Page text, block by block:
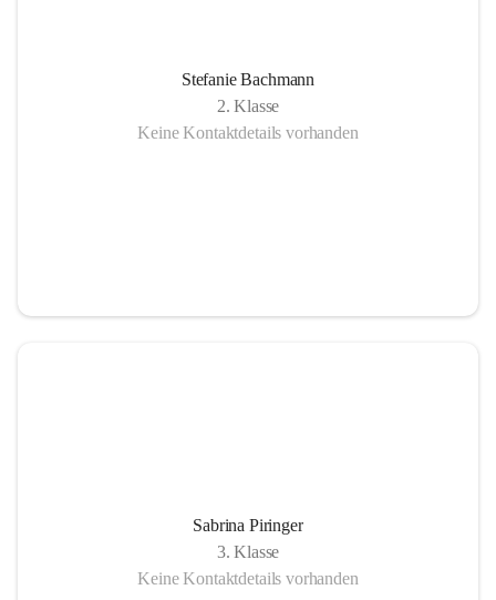
Stefanie Bachmann
2. Klasse
Keine Kontaktdetails vorhanden
Sabrina Piringer
3. Klasse
Keine Kontaktdetails vorhanden